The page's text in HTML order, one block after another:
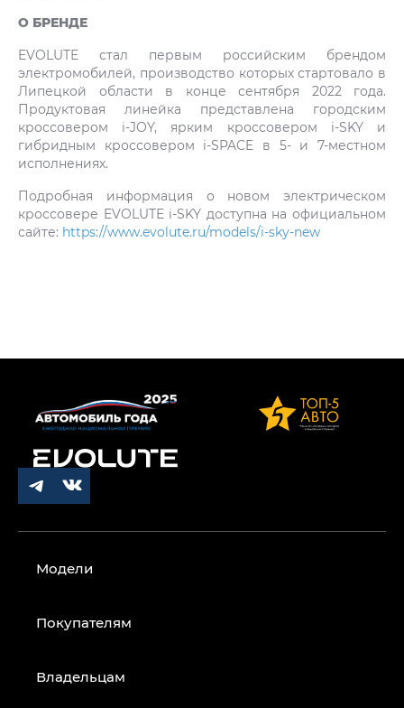
О БРЕНДЕ
EVOLUTE стал первым российским брендом
электромобилей, производство которых стартовало в
Липецкой области в конце сентября 2022 года.
Продуктовая линейка представлена городским
кроссовером i‑JOY, ярким кроссовером i‑SKY и
гибридным кроссовером i‑SPACE в 5- и 7-местном
исполнениях.
Подробная информация о новом электрическом
кроссовере EVOLUTE i‑SKY доступна на официальном
сайте: https://www.evolute.ru/models/i-sky-new
Модели
Покупателям
Владельцам